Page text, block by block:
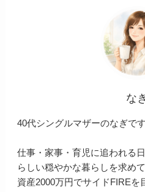
な
40代シングルマザーのなぎです
仕事・家事・育児に追われる
らしい穏やかな暮らしを求めて
資産2000万円でサイドFIREを